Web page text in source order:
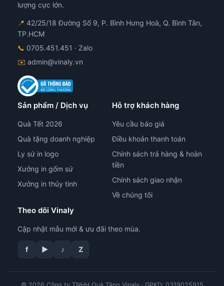
lượng cực lớn.
📍 42/25/18 Đường Số 9, P. Bình Hưng Hoà, Q. Bình Tân,
TP.HCM
📞 0705.451.451 · Zalo
✉️ admin@vinaly.vn
Sản phẩm / Dịch vụ
Quà Tết 2026
Quà tặng doanh nghiệp
Ly sứ in logo
Xưởng in gốm sứ
Xưởng in thủy tinh
Hỗ trợ khách hàng
Yêu cầu báo giá
Điều khoản thanh toán
Chính sách trả hàng & hoàn
tiền
Chính sách giao nhận
Về chúng tôi
Theo dõi Vinaly
Cập nhật mẫu mới & ưu đãi theo mùa.
f ▶ ♪ Z